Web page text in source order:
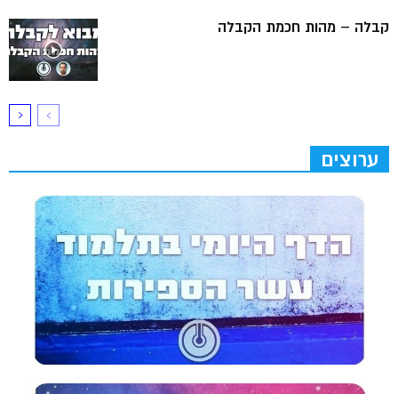
קבלה – מהות חכמת הקבלה
ערוצים